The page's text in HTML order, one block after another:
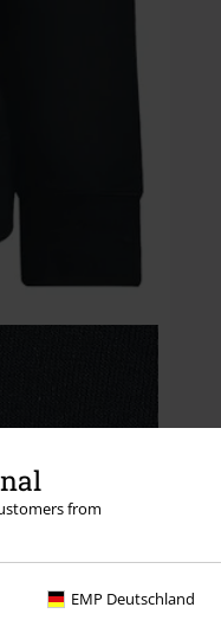
from
EMP Deutschland